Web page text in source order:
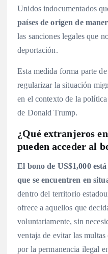
Unidos indocumentados
países de origen de
las sanciones legales que
deportación.
Esta medida forma parte
regularizar la situación
en el contexto de la
de Donald Trump.
¿Qué extranjeros
pueden acceder al
El bono de US$1,000
que se encuentren en
dentro del territorio
ofrece a aquellos que
voluntariamente, sin
ventaja de evitar las
por la permanencia ilegal